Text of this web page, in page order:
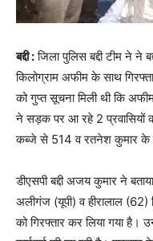
बद्दी :जिला पुलिस बद्दी टीम ने ने
किलोग्राम अफीम के साथ
को गुप्त सूचना मिली थी कि
ने सड़क पर आ रहे 2 प्रवासियों
कब्जे से 514 व रतनेश कुमार के
डीएसपी बद्दी अजय कुमार ने
अलीगंज (यूपी) व हीरालाल
को गिरफ्तार कर लिया गया है।